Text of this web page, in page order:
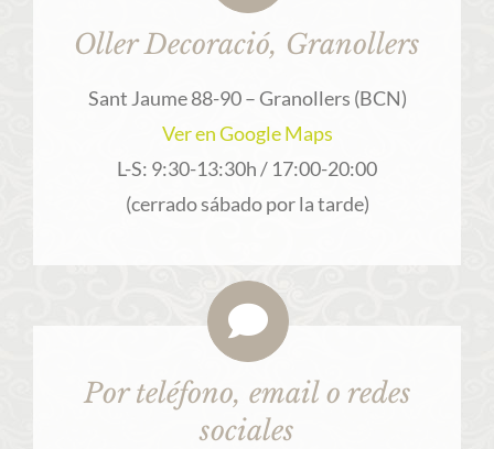
Oller Decoració, Granollers
Sant Jaume 88-90 – Granollers (BCN)
Ver en Google Maps
L-S: 9:30-13:30h / 17:00-20:00
(cerrado sábado por la tarde)
Por teléfono, email o redes
sociales